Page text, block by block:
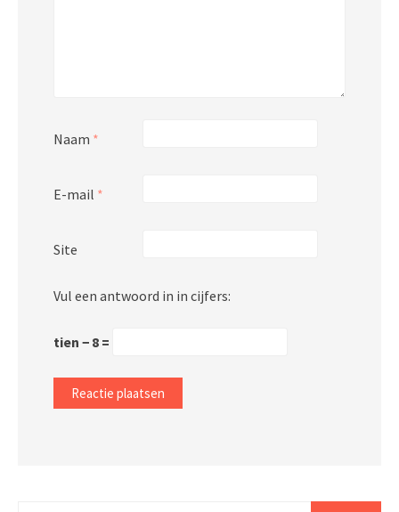
Naam *
E-mail *
Site
Vul een antwoord in in cijfers:
tien − 8 =